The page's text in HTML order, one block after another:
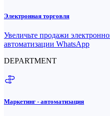
Электронная торговля
Увеличьте продажи
автоматизации WhatsApp
DEPARTMENT
Маркетинг - автоматизация